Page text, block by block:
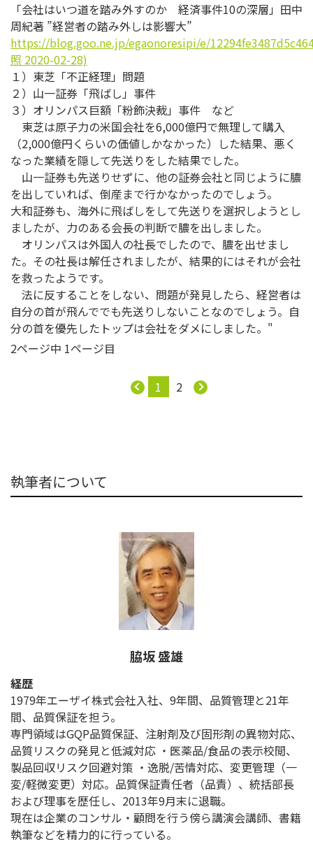
「会社はいつ道を踏み外すのか 経済事件10の深層」田中
周紀著 ”経営者の踏み外しは影響大”
https://blog.goo.ne.jp/egaonoresipi/e/
照 2020-02-28)
１）東芝「不正経理」問題
２）山一証券「飛ばし」事件
３）オリンパス巨額「粉飾決裁」事件 など
東芝は原子力の米国会社を6,000億円で無理して購入
（2,000億円くらいの価値しかなかった）した結果、悪く
なった業績を隠して先送りをした結果でした。
山一証券も先送りせずに、他の証券会社と同じように膿
を出していれば、倒産まで行かなかったのでしょう。
大和証券も、海外に飛ばしをして先送りを選択しようとし
ましたが、力のある会長の判断で膿を出しました。
オリンパスは外国人の社長でしたので、膿を出せまし
た。その社長は解任されましたが、結果的にはそれが会社
を救ったようです。
法に反することをしない、問題が発見したら、経営者は
自分の首が飛んででも先送りしないことなのでしょう。自
分の首を優先したトップは会社をダメにしました。"
2ページ中 1ページ目
1 2
執筆者について
脇坂 盛雄
経歴
1979年エーザイ株式会社入社、9年間、品質管理と21年
間、品質保証を担う。
専門領域はGQP品質保証、注射剤及び固形剤の異物対応、
品質リスクの発見と低減対応 ・医薬品/食品の表示校閲、
製品回収リスク回避対策 ・逸脱/苦情対応、変更管理（一
変/軽微変更）対応。品質保証責任者（品責）、統括部長
および理事を歴任し、2013年9月末に退職。
現在は企業のコンサル・顧問を行う傍ら講演会講師、書籍
執筆などを精力的に行っている。